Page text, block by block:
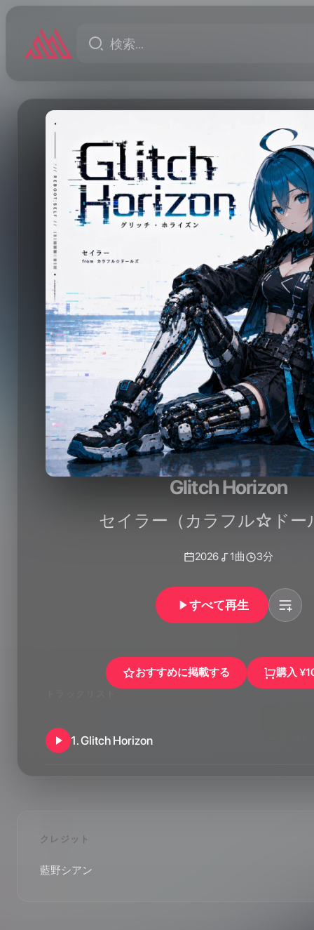
Glitch Horizon
セイラー（カラフル☆ドー
2026 1曲 3分
すべて再生
おすすめに掲載する 購入
1.Glitch Horizon
クレジット
藍野シアン